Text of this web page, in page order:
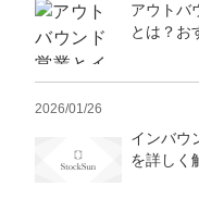
アウトバ
とは？お
2026/01/26
インバウ
を詳しく